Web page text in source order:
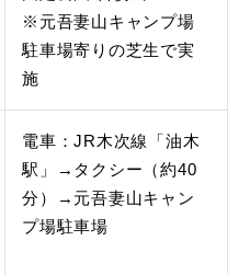
※元吾妻山キャンプ場
駐車場寄りの芝生で実
施
電車：JR木次線「油木
駅」→タクシー（約40
分）→元吾妻山キャン
プ場駐車場